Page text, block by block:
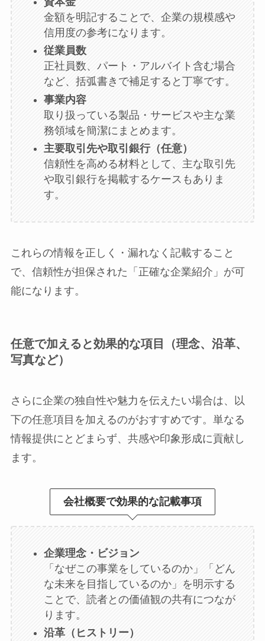
金額を明記することで、企業の規模感や
信用度の参考になります。
従業員数
正社員数、パート・アルバイト含む場合
など、括弧書きで補足すると丁寧です。
事業内容
取り扱っている製品・サービスや主な業
務領域を簡潔にまとめます。
主要取引先や取引銀行（任意）
信頼性を高める材料として、主な取引先
や取引銀行を掲載するケースもありま
す。
これらの情報を正しく・漏れなく記載すること
で、信頼性が担保された「正確な企業紹介」が可
能になります。
任意で加えると効果的な項目（理念、沿革、
写真など）
さらに企業の独自性や魅力を伝えたい場合は、以
下の任意項目を加えるのがおすすめです。単なる
情報提供にとどまらず、共感や印象形成に貢献し
ます。
会社概要で効果的な記載事項
企業理念・ビジョン
「なぜこの事業をしているのか」「どん
な未来を目指しているのか」を明示する
ことで、読者との価値観の共有につなが
ります。
沿革（ヒストリー）